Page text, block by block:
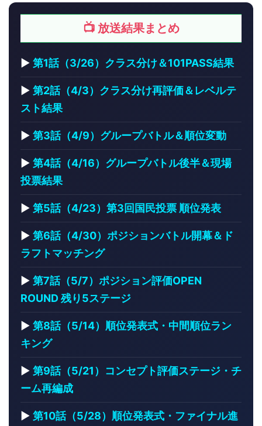
📺 放送結果まとめ
▶ 第1話（3/26）クラス分け＆101PASS結果
▶ 第2話（4/3）クラス分け再評価＆レベルテ
スト結果
▶ 第3話（4/9）グループバトル＆順位変動
▶ 第4話（4/16）グループバトル後半＆現場
投票結果
▶ 第5話（4/23）第3回国民投票 順位発表
▶ 第6話（4/30）ポジションバトル開幕＆ド
ラフトマッチング
▶ 第7話（5/7）ポジション評価OPEN
ROUND 残り5ステージ
▶ 第8話（5/14）順位発表式・中間順位ラン
キング
▶ 第9話（5/21）コンセプト評価ステージ・チ
ーム再編成
▶ 第10話（5/28）順位発表式・ファイナル進